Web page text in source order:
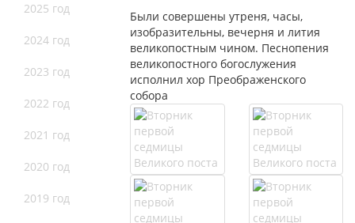
2025 год
2024 год
2023 год
2022 год
2021 год
2020 год
2019 год
Были совершены утреня, часы,
изобразительны, вечерня и лития
великопостным чином. Песнопения
великопостного богослужения
исполнил хор Преображенского
собора